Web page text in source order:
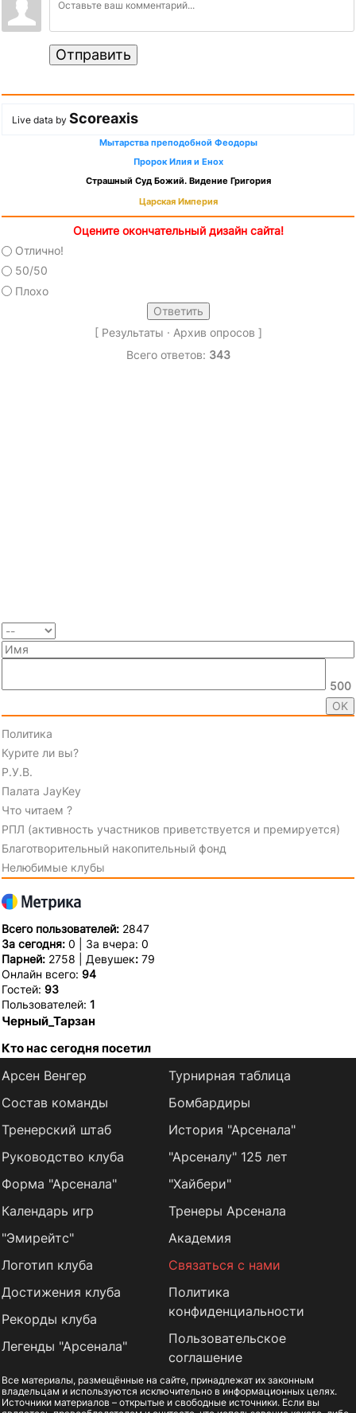
Отправить
Live data by Scoreaxis
Мытарства преподобной Феодоры
Пророк Илия и Енох
Страшный Суд Божий. Видение Григория
Царская Империя
Оцените окончательный дизайн сайта!
Отлично!
50/50
Плохо
[ Результаты · Архив опросов ]
Всего ответов: 343
500
Политика
Курите ли вы?
Р.У.В.
Палата JayKey
Что читаем ?
РПЛ (активность участников приветствуется и премируется)
Благотворительный накопительный фонд
Нелюбимые клубы
Всего пользователей: 2847
За сегодня: 0 | За вчера: 0
Парней: 2758 | Девушек: 79
Онлайн всего: 94
Гостей: 93
Пользователей: 1
Черный_Тарзан
Кто нас сегодня посетил
Арсен Венгер
Состав команды
Тренерский штаб
Руководство клуба
Форма "Арсенала"
Календарь игр
Турнирная таблица
Бомбардиры
История "Арсенала"
"Арсеналу" 125 лет
"Хайбери"
Тренеры Арсенала
"Эмирейтс"
Логотип клуба
Достижения клуба
Рекорды клуба
Легенды "Арсенала"
Академия
Связаться с нами
Политика
конфиденциальности
Пользовательское
соглашение
Все материалы, размещённые на сайте, принадлежат их законным
владельцам и используются исключительно в информационных целях.
Источники материалов – открытые и свободные источники. Если вы